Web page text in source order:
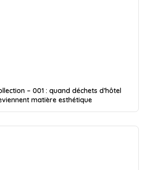
– 001 : quand déchets d’hôtel
matière esthétique